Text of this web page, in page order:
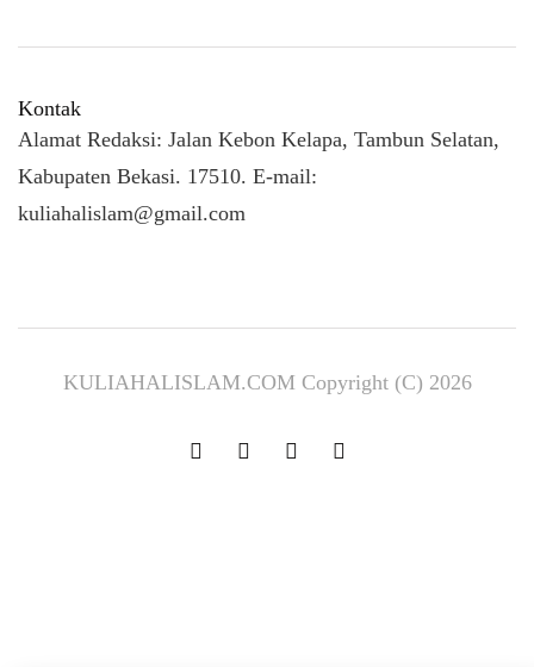
Kontak
Alamat Redaksi: Jalan Kebon Kelapa, Tambun Selatan,
Kabupaten Bekasi. 17510. E-mail:
kuliahalislam@gmail.com
KULIAHALISLAM.COM Copyright (C) 2026